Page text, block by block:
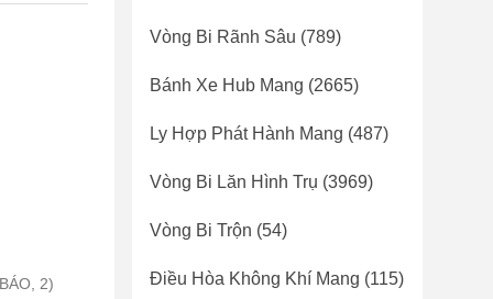
2)
Vòng Bi Rãnh Sâu (789)
Bánh Xe Hub Mang (2665)
Ly Hợp Phát Hành Mang (487)
Vòng Bi Lăn Hình Trụ (3969)
Vòng Bi Trộn (54)
Điều Hòa Không Khí Mang (115)